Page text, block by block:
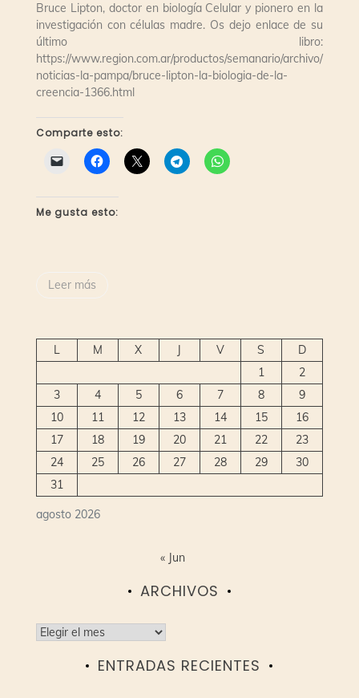
Bruce Lipton, doctor en biología Celular y pionero en la
investigación con células madre. Os dejo enlace de su
último libro:
https://www.region.com.ar/productos/semanario/archivo/
noticias-la-pampa/bruce-lipton-la-biologia-de-la-
creencia-1366.html
Comparte esto:
Me gusta esto:
Leer más
agosto 2026
L M X J V S
D
1
2
3
4 5 6 7 8
9
10
11 12 13 14 15
16
17
18 19 20 21 22
23
24
25 26 27 28 29
30
31
« Jun
ARCHIVOS
Archivos
ENTRADAS RECIENTES